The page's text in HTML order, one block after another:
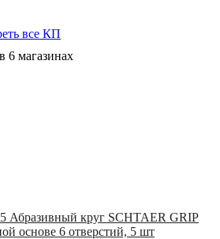
все КП
в 6 магазинах
Абразивный круг SCHTAER GRIP
основе 6 отверстий, 5 шт